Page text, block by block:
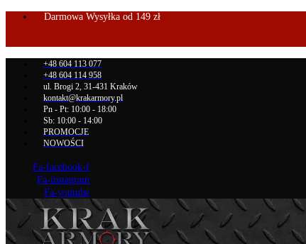
Darmowa Wysyłka od 149 zł
+48 604 113 077
+48 604 114 958
ul. Brogi 2, 31-431 Kraków
kontakt@krakarmory.pl
Pn - Pt: 10:00 - 18:00
Sb: 10:00 - 14:00
PROMOCJE
NOWOŚCI
Fa-facebook-f
Fa-instagram
Fa-youtube